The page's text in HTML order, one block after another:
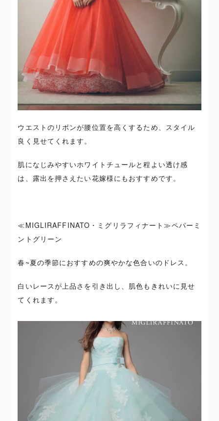
ウエストのリボンが腰位置を高くするため、スタイル
良く見せてくれます。
肌になじみやすいホワイトチュールと程よい透け感
は、露出を押さえたい花嫁様にもおすすめです。
≪MIGLIRAFFINATO・ミグリラフィナート≫ペパーミ
ントグリーン
春~夏の季節におすすめの爽やかな色合いのドレス。
白いレースが上品さを引き出し、肌色もきれいに見せ
てくれます。